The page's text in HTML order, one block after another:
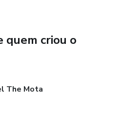
quem criou o
The Mota